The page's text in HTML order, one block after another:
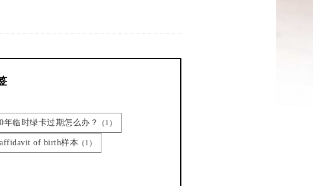
年临时绿卡过期怎么办？ (1)
affidavit of birth样本 (1)